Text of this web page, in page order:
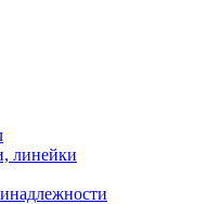
линейки